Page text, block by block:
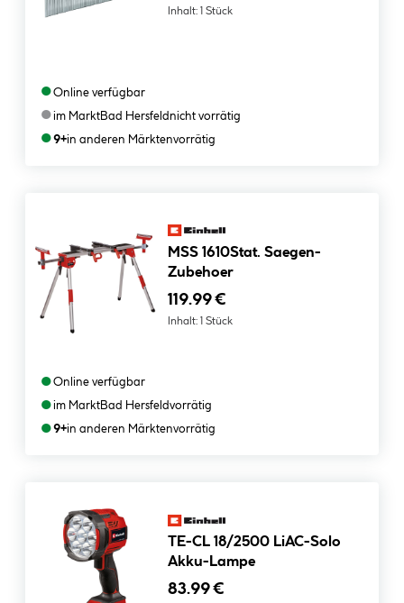
Inhalt: 1 Stück
●Online verfügbar
●im MarktBad Hersfeldnicht vorrätig
●9+in anderen Märktenvorrätig
MSS 1610Stat. Saegen-
Zubehoer
119.99 €
Inhalt: 1 Stück
●Online verfügbar
●im MarktBad Hersfeldvorrätig
●9+in anderen Märktenvorrätig
TE-CL 18/2500 LiAC-Solo
Akku-Lampe
83.99 €